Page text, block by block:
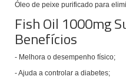
Óleo de peixe purificado para
Fish Oil 1000mg
Benefícios
- Melhora o desempenho físico;
- Ajuda a controlar a diabetes;